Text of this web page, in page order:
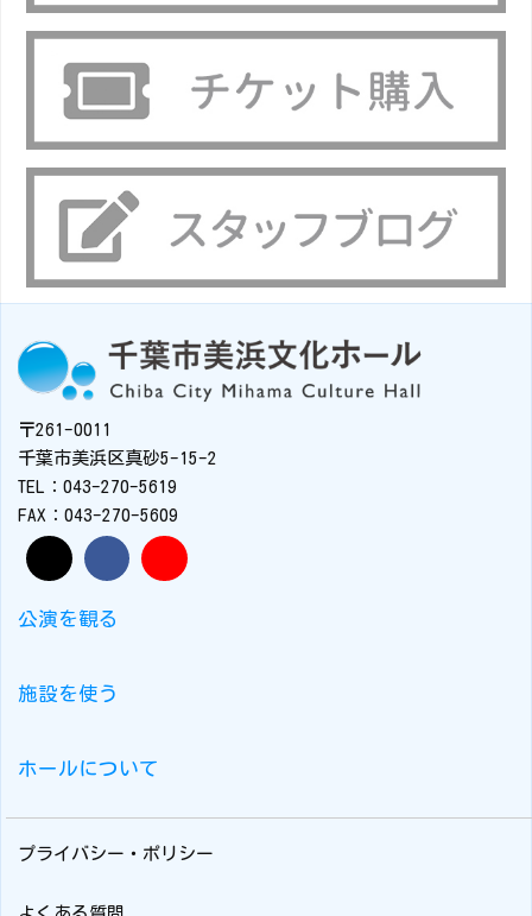
〒261-0011
千葉市美浜区真砂5-15-2
TEL：043-270-5619
FAX：043-270-5609
公演を観る
施設を使う
ホールについて
プライバシー・ポリシー